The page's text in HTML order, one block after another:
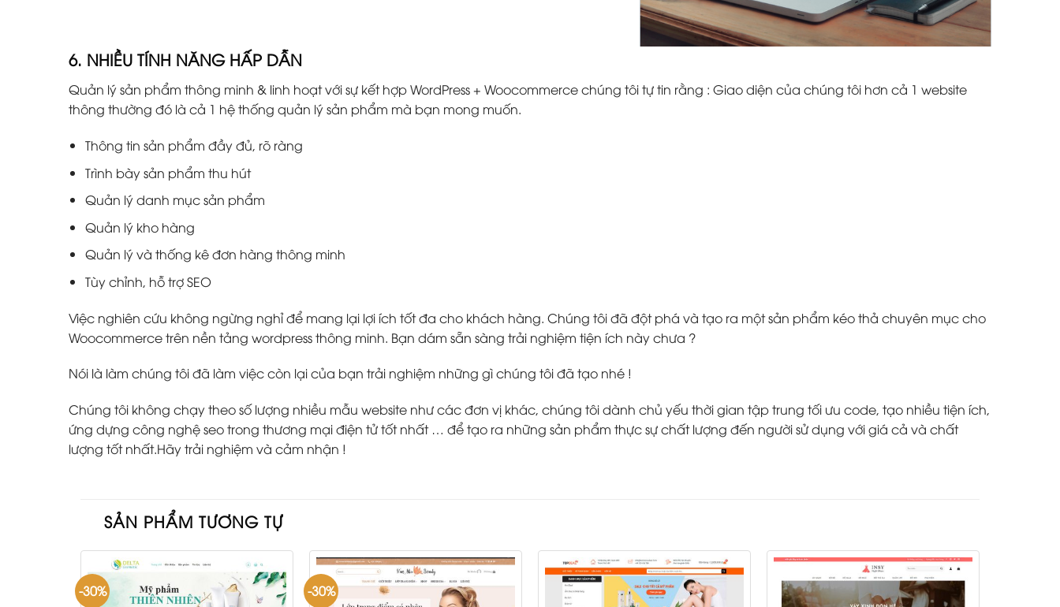
6. NHIỀU TÍNH NĂNG HẤP DẪN
Quản lý sản phẩm thông minh & linh hoạt với sự kết hợp WordPress + Woocommerce chúng tôi tự tin rằng : Giao diện của chúng tôi hơn cả 1 website
thông thường đó là cả 1 hệ thống quản lý sản phẩm mà bạn mong muốn.
Thông tin sản phẩm đầy đủ, rõ ràng
Trình bày sản phẩm thu hút
Quản lý danh mục sản phẩm
Quản lý kho hàng
Quản lý và thống kê đơn hàng thông minh
Tùy chỉnh, hỗ trợ SEO
Việc nghiên cứu không ngừng nghỉ để mang lại lợi ích tốt đa cho khách hàng. Chúng tôi đã đột phá và tạo ra một sản phẩm kéo thả chuyên mục cho
Woocommerce trên nền tảng wordpress thông minh. Bạn dám sẵn sàng trải nghiệm tiện ích này chưa ?
Nói là làm chúng tôi đã làm việc còn lại của bạn trải nghiệm những gì chúng tôi đã tạo nhé !
Chúng tôi không chạy theo số lượng nhiều mẫu website như các đơn vị khác, chúng tôi dành chủ yếu thời gian tập trung tối ưu code, tạo nhiều tiện ích,
ứng dựng công nghệ seo trong thương mại điện tử tốt nhất … để tạo ra những sản phẩm thực sự chất lượng đến người sử dụng với giá cả và chất
lượng tốt nhất.Hãy trải nghiệm và cảm nhận !
SẢN PHẨM TƯƠNG TỰ
-30% -30%